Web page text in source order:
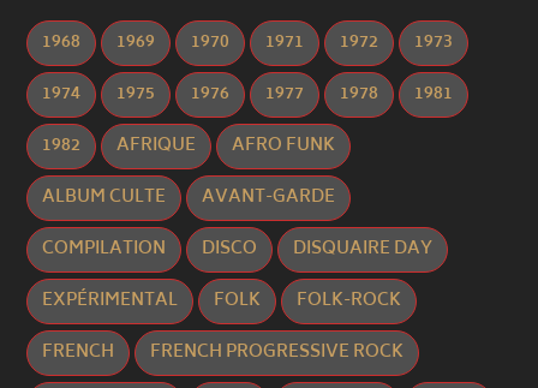
1968 1969 1970 1971 1972
1973
1974
1975 1976 1977 1978
1981
1982
AFRIQUE
AFRO FUNK
ALBUM CULTE
AVANT-GARDE
COMPILATION
DISCO
DISQUAIRE DAY
EXPÉRIMENTAL
FOLK
FOLK-ROCK
FRENCH
FRENCH PROGRESSIVE ROCK